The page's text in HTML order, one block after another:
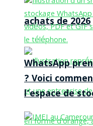
achats de 2026
WhatsApp
? Voici
l’espace de